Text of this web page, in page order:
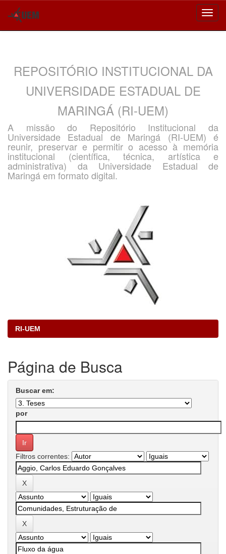
REPOSITÓRIO INSTITUCIONAL DA
UNIVERSIDADE ESTADUAL DE
MARINGÁ (RI-UEM)
A missão do Repositório Institucional da
Universidade Estadual de Maringá (RI-UEM) é
reunir, preservar e permitir o acesso à memória
institucional (científica, técnica, artística e
administrativa) da Universidade Estadual de
Maringá em formato digital.
RI-UEM
Página de Busca
Buscar em:
por
Filtros correntes: